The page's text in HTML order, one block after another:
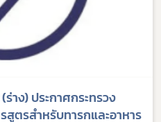
าง) ประกาศกระทรวง